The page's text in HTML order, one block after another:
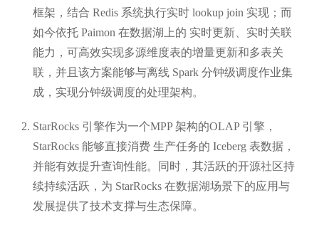
框架，结合 Redis 系统执行实时 lookup join 实现；而
如今依托 Paimon 在数据湖上的 实时更新、实时关联
能力，可高效实现多源维度表的增量更新和多表关
联，并且该方案能够与离线 Spark 分钟级调度作业集
成，实现分钟级调度的处理架构。
StarRocks 引擎作为一个MPP 架构的OLAP 引擎，
StarRocks 能够直接消费 生产任务的 Iceberg 表数据，
并能有效提升查询性能。同时，其活跃的开源社区持
续持续活跃，为 StarRocks 在数据湖场景下的应用与
发展提供了技术支撑与生态保障。